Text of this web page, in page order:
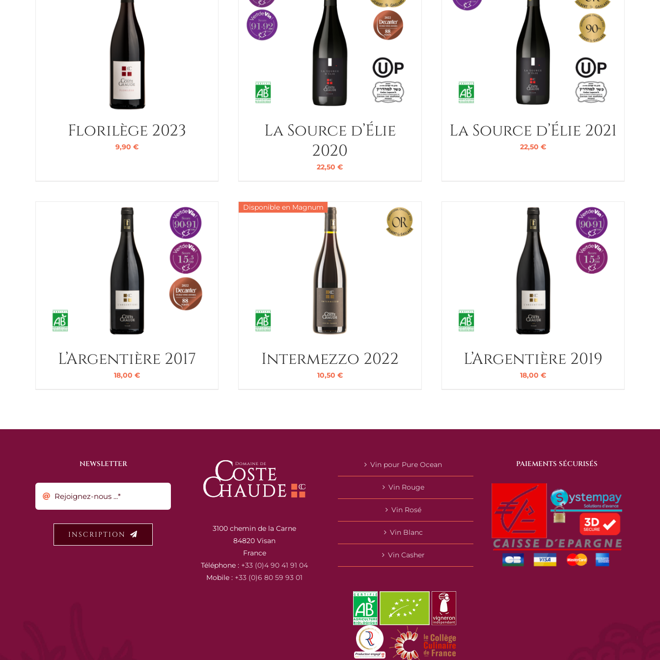
Florilège 2023
9,90 €
La Source d’Élie
2020
22,50 €
La Source d’Élie 2021
22,50 €
L’Argentière 2017
18,00 €
Disponible en Magnum
Intermezzo 2022
10,50 €
L’Argentière 2019
18,00 €
NEWSLETTER
INSCRIPTION
3100 chemin de la Carne
84820 Visan
France
Téléphone : +33 (0)4 90 41 91 04
Mobile : +33 (0)6 80 59 93 01
Vin pour Pure Ocean
Vin Rouge
Vin Rosé
Vin Blanc
Vin Casher
PAIEMENTS SÉCURISÉS